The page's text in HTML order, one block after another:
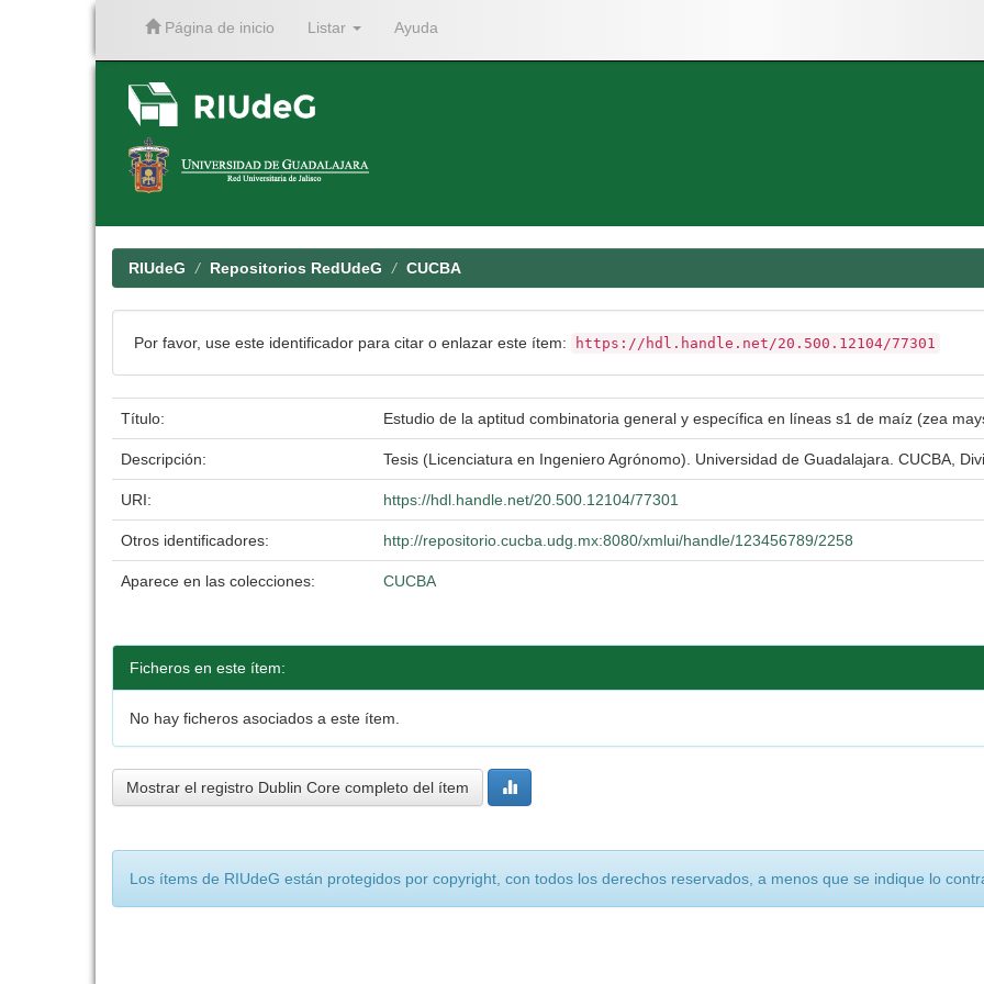
Página de inicio Listar Ayuda
RIUdeG Repositorios RedUdeG CUCBA
Por favor, use este identificador para citar o enlazar este ítem: https://hdl.handle.net/20.500.12104/77301
Título: Estudio de la aptitud combinatoria general y específica en líneas s1 de maíz (zea
Descripción: Tesis (Licenciatura en Ingeniero Agrónomo). Universidad de Guadalajara. CUCBA,
URI: https://hdl.handle.net/20.500.12104/77301
Otros identificadores: http://repositorio.cucba.udg.mx:8080/xmlui/handle/123456789/2258
Aparece en las colecciones: CUCBA
Ficheros en este ítem:
No hay ficheros asociados a este ítem.
Mostrar el registro Dublin Core completo del ítem
Los ítems de RIUdeG están protegidos por copyright, con todos los derechos reservados, a menos que se indique lo